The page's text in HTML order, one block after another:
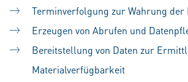
Terminverfolgung zur Wahrung
Erzeugen von Abrufen und
Bereitstellung von Daten zur
Materialverfügbarkeit